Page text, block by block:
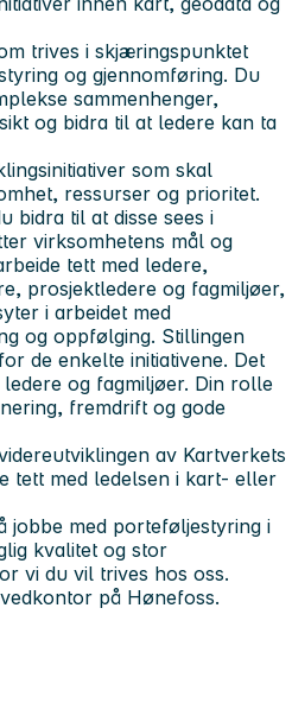
trives i skjæringspunktet
og gjennomføring. Du
sammenhenger,
og bidra til at ledere kan ta
som skal
ressurser og prioritet.
bidra til at disse sees i
virksomhetens mål og
tett med ledere,
prosjektledere og fagmiljøer,
i arbeidet med
og oppfølging. Stillingen
de enkelte initiativene. Det
og fagmiljøer. Din rolle
fremdrift og gode
av Kartverkets
tett med ledelsen i kart- eller
jobbe med porteføljestyring i
kvalitet og stor
vi du vil trives hos oss.
på Hønefoss.